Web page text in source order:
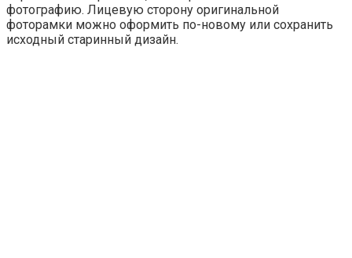
фотографию. Лицевую сторону оригинальной
фоторамки можно оформить по-новому или сохранить
исходный старинный дизайн.